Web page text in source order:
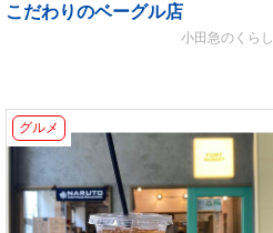
こだわりのベーグル店
小田急のくらし
グルメ